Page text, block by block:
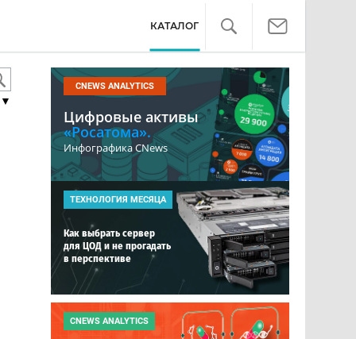
КАТАЛОГ
▼
CNEWS ANALYTICS
Цифровые активы
«Росатома».
Инфографика CNews
ТЕХНОЛОГИЯ МЕСЯЦА
Как выбрать сервер
для ЦОД и не прогадать
в перспективе
CNEWS ANALYTICS